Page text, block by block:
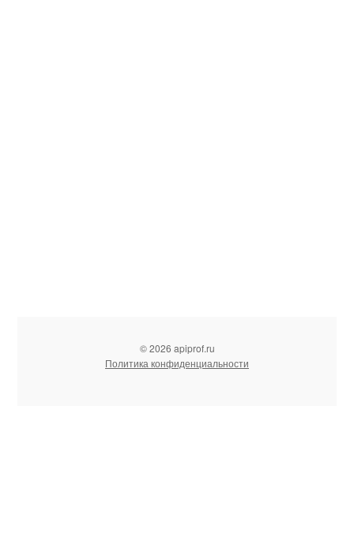
© 2026 apiprof.ru
Политика конфиденциальности